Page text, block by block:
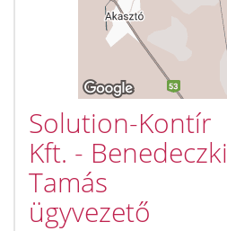
Solution-Kontír
Kft. - Benedeczki
Tamás
ügyvezető